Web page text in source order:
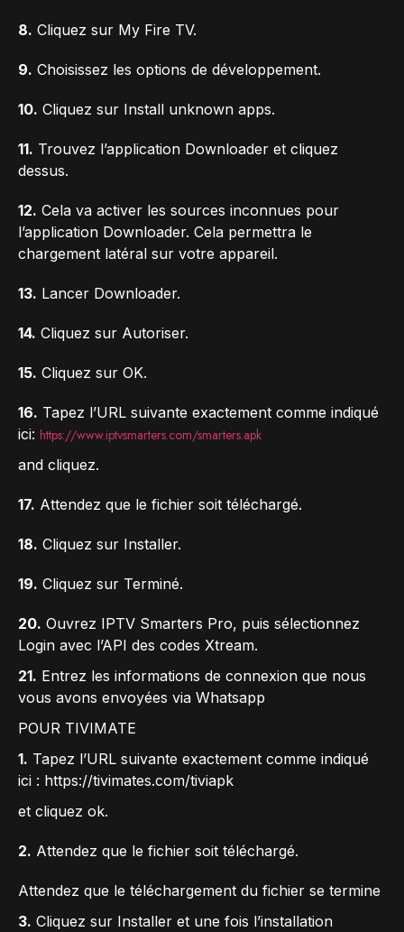
8. Cliquez sur My Fire TV.
9. Choisissez les options de développement.
10. Cliquez sur Install unknown apps.
11. Trouvez l’application Downloader et cliquez
dessus.
12. Cela va activer les sources inconnues pour
l’application Downloader. Cela permettra le
chargement latéral sur votre appareil.
13. Lancer Downloader.
14. Cliquez sur Autoriser.
15. Cliquez sur OK.
16. Tapez l’URL suivante exactement comme indiqué
ici: https://www.iptvsmarters.com/smarters.apk
and cliquez.
17. Attendez que le fichier soit téléchargé.
18. Cliquez sur Installer.
19. Cliquez sur Terminé.
20. Ouvrez IPTV Smarters Pro, puis sélectionnez
Login avec l’API des codes Xtream.
21. Entrez les informations de connexion que nous
vous avons envoyées via Whatsapp
POUR TIVIMATE
1. Tapez l’URL suivante exactement comme indiqué
ici : https://tivimates.com/tiviapk
et cliquez ok.
2. Attendez que le fichier soit téléchargé.
Attendez que le téléchargement du fichier se termine
3. Cliquez sur Installer et une fois l’installation